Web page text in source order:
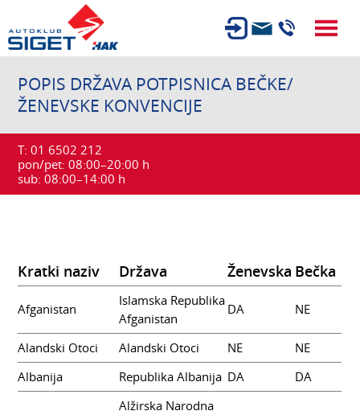
TEHNIČKI PREGLED
OSIGURANJE
KARIJERA
AUTOŠKOLA
POPIS DRŽAVA POTPISNICA BEČKE/
ŽENEVSKE KONVENCIJE
T:01 6502 212
pon/pet: 08:00–20:00 h
sub: 08:00–14:00 h
Kratki naziv Država Ženevska Bečka
Afganistan
Islamska Republika
Afganistan
DA NE
Alandski Otoci Alandski Otoci NE
NE
Albanija
Republika Albanija DA DA
Alžirska Narodna